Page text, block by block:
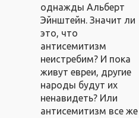
однажды Альберт
Эйнштейн. Значит ли
это, что
антисемитизм
неистребим? И пока
живут евреи, другие
народы будут их
ненавидеть? Или
антисемитизм все же